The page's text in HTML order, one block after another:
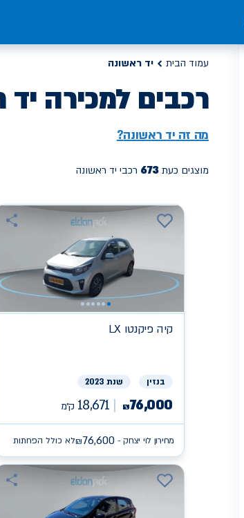
עמוד הבית יד ראשונה
רכבים למכירה
מה זה יד ראשונה?
מוצגים כעת רכבי יד ראשונה
קיהפיקנטו LX
בנזין שנת 2023
₪76,000
18,671 ק״מ
מחירון לוי יצחק - ₪76,600 לא כולל הפחתות